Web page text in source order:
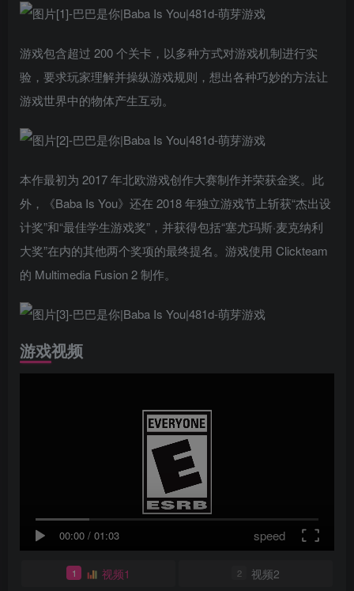
游戏包含超过 200 个关卡，以多种方式对游戏机制进行实
验，要求玩家理解并操纵游戏规则，想出各种巧妙的方法让
游戏世界中的物体产生互动。
本作最初为 2017 年北欧游戏创作大赛制作并荣获金奖。此
外，《Baba Is You》还在 2018 年独立游戏节上斩获“杰出设
计奖”和“最佳学生游戏奖”，并获得包括“塞尤玛斯·麦克纳利
大奖”在内的其他两个奖项的最终提名。游戏使用 Clickteam
的 Multimedia Fusion 2 制作。
游戏视频
00:00 / 01:03 speed
1 视频1 2 视频2